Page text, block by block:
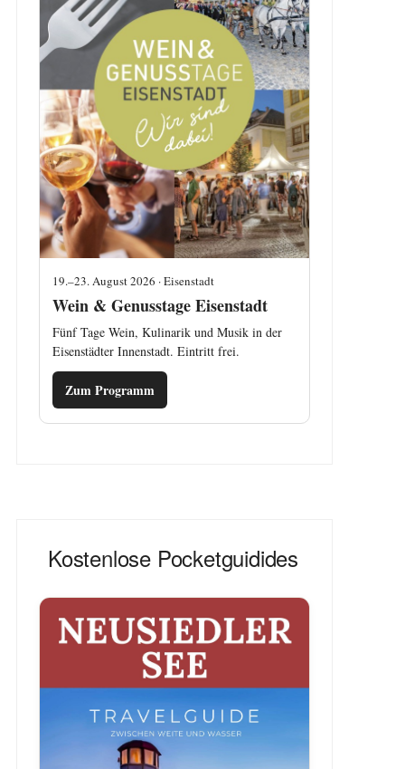
19.–23. August 2026 · Eisenstadt
Wein & Genusstage Eisenstadt
Fünf Tage Wein, Kulinarik und Musik in der
Eisenstädter Innenstadt. Eintritt frei.
Zum Programm
Kostenlose Pocketguidides